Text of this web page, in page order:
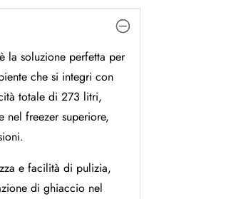
la soluzione perfetta per
che si integri con
totale di 273 litri,
freezer superiore,
e facilità di pulizia,
di ghiaccio nel